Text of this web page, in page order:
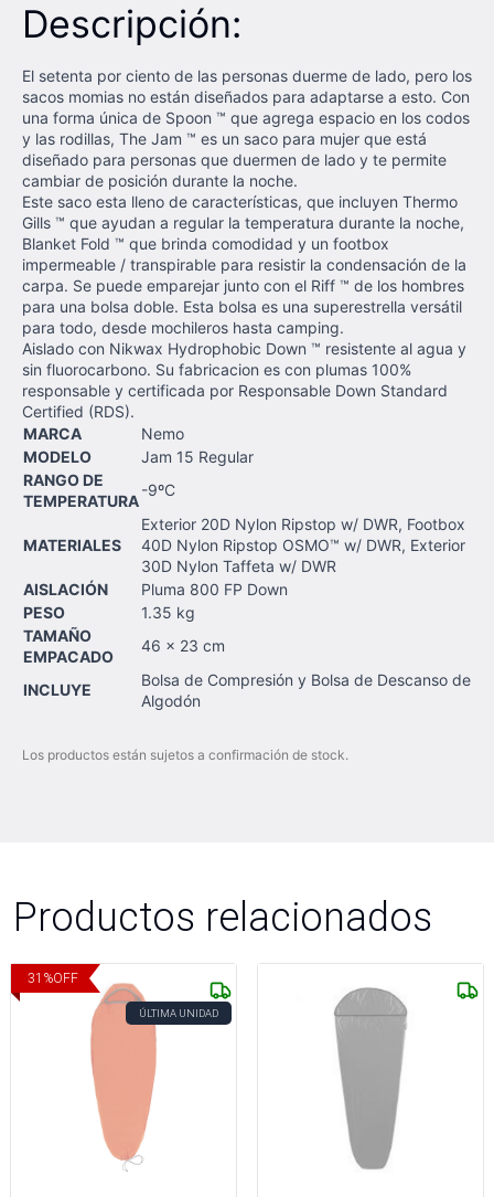
Descripción:
El setenta por ciento de las personas duerme de lado, pero los
sacos momias no están diseñados para adaptarse a esto. Con
una forma única de Spoon ™ que agrega espacio en los codos
y las rodillas, The Jam ™ es un saco para mujer que está
diseñado para personas que duermen de lado y te permite
cambiar de posición durante la noche.
Este saco esta lleno de características, que incluyen Thermo
Gills ™ que ayudan a regular la temperatura durante la noche,
Blanket Fold ™ que brinda comodidad y un footbox
impermeable / transpirable para resistir la condensación de la
carpa. Se puede emparejar junto con el Riff ™ de los hombres
para una bolsa doble. Esta bolsa es una superestrella versátil
para todo, desde mochileros hasta camping.
Aislado con Nikwax Hydrophobic Down ™ resistente al agua y
sin fluorocarbono. Su fabricacion es con plumas 100%
responsable y certificada por Responsable Down Standard
Certified (RDS).
MARCA
Nemo
MODELO
Jam 15 Regular
RANGO DE
TEMPERATURA
-9ºC
MATERIALES
Exterior 20D Nylon Ripstop w/ DWR, Footbox
40D Nylon Ripstop OSMO™ w/ DWR, Exterior
30D Nylon Taffeta w/ DWR
AISLACIÓN
Pluma 800 FP Down
PESO
1.35 kg
TAMAÑO
EMPACADO
46 x 23 cm
INCLUYE
Bolsa de Compresión y Bolsa de Descanso de
Algodón
Los productos están sujetos a confirmación de stock.
Productos relacionados
31 %OFF
ÚLTIMA UNIDAD